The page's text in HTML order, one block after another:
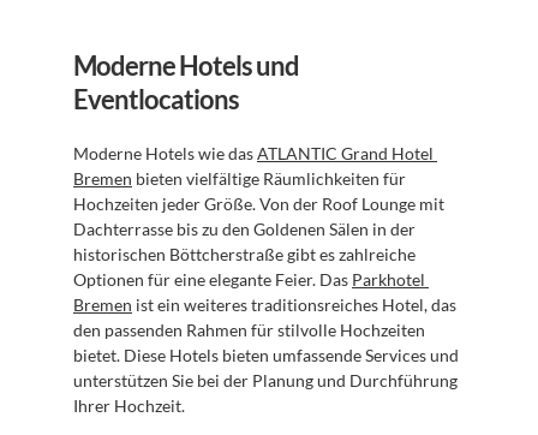
Moderne Hotels und
Eventlocations
Moderne Hotels wie das ATLANTIC Grand Hotel
Bremen bieten vielfältige Räumlichkeiten für
Hochzeiten jeder Größe. Von der Roof Lounge mit
Dachterrasse bis zu den Goldenen Sälen in der
historischen Böttcherstraße gibt es zahlreiche
Optionen für eine elegante Feier. Das Parkhotel
Bremen ist ein weiteres traditionsreiches Hotel, das
den passenden Rahmen für stilvolle Hochzeiten
bietet. Diese Hotels bieten umfassende Services und
unterstützen Sie bei der Planung und Durchführung
Ihrer Hochzeit.